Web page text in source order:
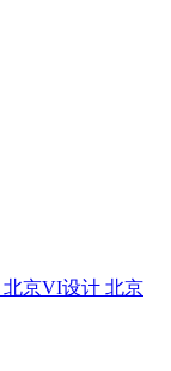
北京VI设计 北京